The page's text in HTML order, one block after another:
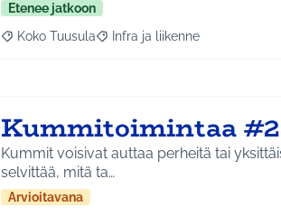
Etenee jatkoon
Rajaa tulokset aihepiirin mukaan: Koko Tuusula
Koko Tuusula Rajaa tulokset teeman
Infra ja liikenne
Kummitoimintaa
Kummit voisivat auttaa perheitä tai
selvittää, mitä ta…
Arvioitavana